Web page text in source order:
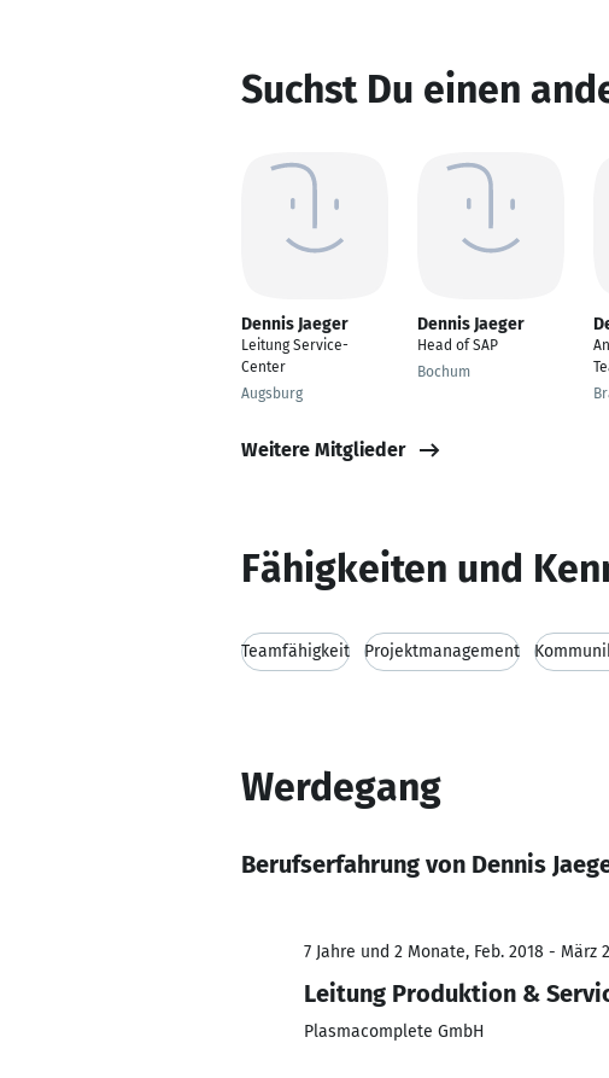
Suchst Du einen
Dennis Jaeger
Leitung Service-
Center
Augsburg
Dennis Jaeger
Head of SAP
Bochum
Weitere Mitglieder
Fähigkeiten und
Teamfähigkeit Projektmanagement
Werdegang
Berufserfahrung von Dennis
7 Jahre und 2 Monate, Feb. 2018 - März
Leitung Produktion &
Plasmacomplete GmbH